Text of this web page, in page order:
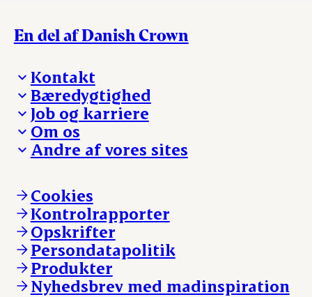
En del af Danish Crown
Kontakt
Besøg Danish Crown
Presse og nyheder
Reklamationer
Whistleblower
Øvrige henvendelser
Bæredygtighed
Fra jord til bord
Hverdagen
Ansvarlighed og nøgletal
Job og karriere
Arbejd med os
Ledige stillinger
Om os
Hvem er vi
Vores resultater
Vores lokationer
Kontakt
Andre af vores sites
Andelsejere - kreatur
Danishcrownprofessional.com
DAT-Schaub.com
ESS-FOOD.com
Fonden Dansk Gastronomi
KLS.se
nordicspoor.com
Scanhide.dk
Cookies
Kontrolrapporter
Opskrifter
Persondatapolitik
Produkter
Nyhedsbrev med madinspiration